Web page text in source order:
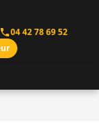
04 42 78 69 52